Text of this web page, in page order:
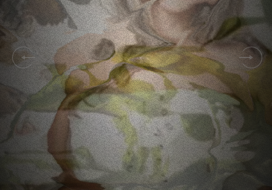
C ONSULTOR
Mentorei®
VER PROJETO